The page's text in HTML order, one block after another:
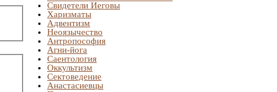
Свидетели Иеговы
Харизматы
Адвентизм
Неоязычество
Антропософия
Агни-йога
Саентология
Оккультизм
Сектоведение
Анастасиевцы